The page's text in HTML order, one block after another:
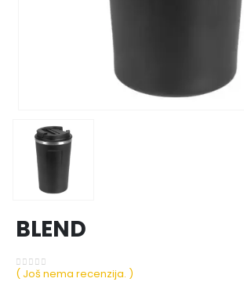
BLEND
0 out of 5
( Još nema recenzija. )